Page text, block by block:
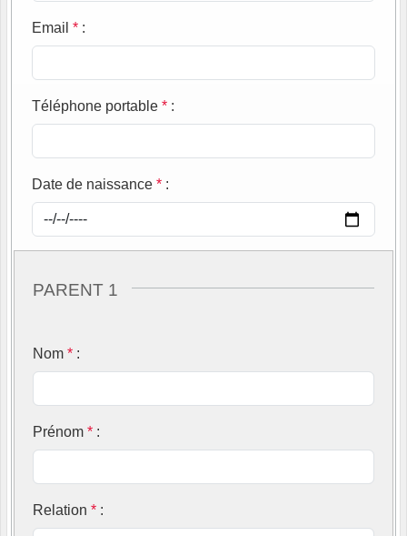
Email * :
Téléphone portable * :
Date de naissance * :
PARENT 1
Nom * :
Prénom * :
Relation * :